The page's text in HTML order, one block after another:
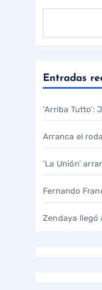
Entradas
‘Arriba
Arranca el
‘La Unión’
Fernando
Zendaya llegó